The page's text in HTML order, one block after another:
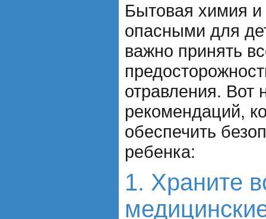
Бытовая химия и
опасными для
важно принять
отравления. Вот
рекомендаций,
обеспечить
ребенка:
1. Храните